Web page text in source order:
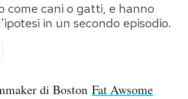
Europa
come cani o gatti, e hanno
in un secondo episodio.
di Boston Fat Awsome